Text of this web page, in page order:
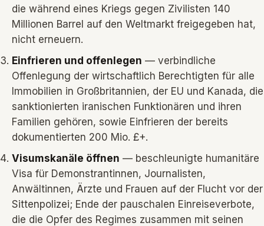
die während eines Kriegs gegen Zivilisten 140
Millionen Barrel auf den Weltmarkt freigegeben hat,
nicht erneuern.
Einfrieren und offenlegen — verbindliche
Offenlegung der wirtschaftlich Berechtigten für alle
Immobilien in Großbritannien, der EU und Kanada, die
sanktionierten iranischen Funktionären und ihren
Familien gehören, sowie Einfrieren der bereits
dokumentierten 200 Mio. £+.
Visumskanäle öffnen — beschleunigte humanitäre
Visa für Demonstrantinnen, Journalisten,
Anwältinnen, Ärzte und Frauen auf der Flucht vor der
Sittenpolizei; Ende der pauschalen Einreiseverbote,
die die Opfer des Regimes zusammen mit seinen